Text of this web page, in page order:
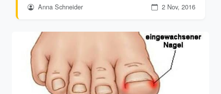
Anna Schneider 2 Nov, 2016